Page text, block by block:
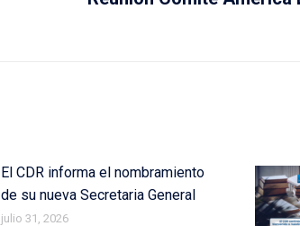
El CDR informa el nombramiento
de su nueva Secretaria General
julio 31, 2026